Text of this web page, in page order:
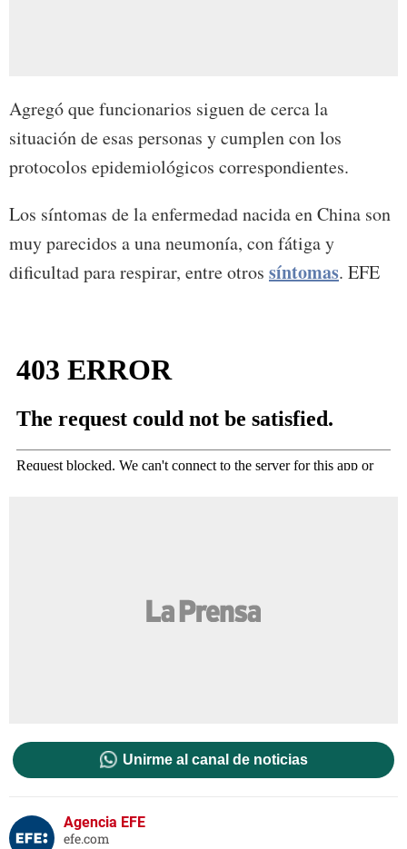
Agregó que funcionarios siguen de cerca la
situación de esas personas y cumplen con los
protocolos epidemiológicos correspondientes.
Los síntomas de la enfermedad nacida en China son
muy parecidos a una neumonía, con fátiga y
dificultad para respirar, entre otros síntomas. EFE
Unirme al canal de noticias
Agencia EFE
efe.com